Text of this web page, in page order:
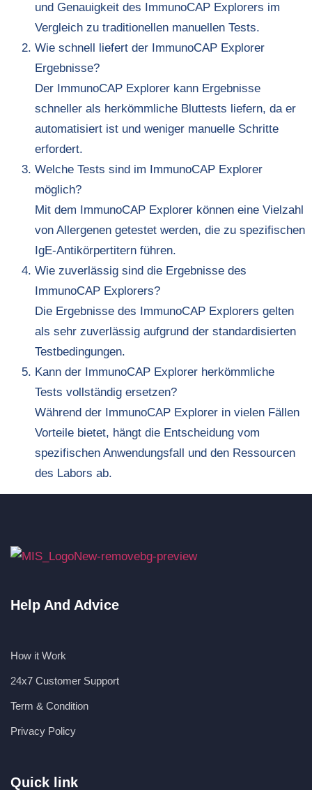
und Genauigkeit des ImmunoCAP Explorers im
Vergleich zu traditionellen manuellen Tests.
Wie schnell liefert der ImmunoCAP Explorer
Ergebnisse?
Der ImmunoCAP Explorer kann Ergebnisse
schneller als herkömmliche Bluttests liefern, da er
automatisiert ist und weniger manuelle Schritte
erfordert.
Welche Tests sind im ImmunoCAP Explorer
möglich?
Mit dem ImmunoCAP Explorer können eine Vielzahl
von Allergenen getestet werden, die zu spezifischen
IgE-Antikörpertitern führen.
Wie zuverlässig sind die Ergebnisse des
ImmunoCAP Explorers?
Die Ergebnisse des ImmunoCAP Explorers gelten
als sehr zuverlässig aufgrund der standardisierten
Testbedingungen.
Kann der ImmunoCAP Explorer herkömmliche
Tests vollständig ersetzen?
Während der ImmunoCAP Explorer in vielen Fällen
Vorteile bietet, hängt die Entscheidung vom
spezifischen Anwendungsfall und den Ressourcen
des Labors ab.
Help And Advice
How it Work
24x7 Customer Support
Term & Condition
Privacy Policy
Quick link